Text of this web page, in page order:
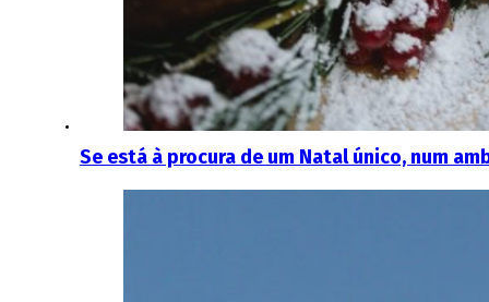
Se está à procura de um Natal único, num